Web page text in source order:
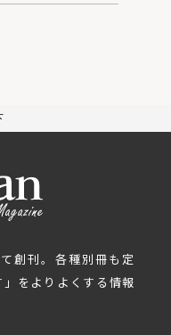
創刊。各種別冊も定
をよりよくする情報